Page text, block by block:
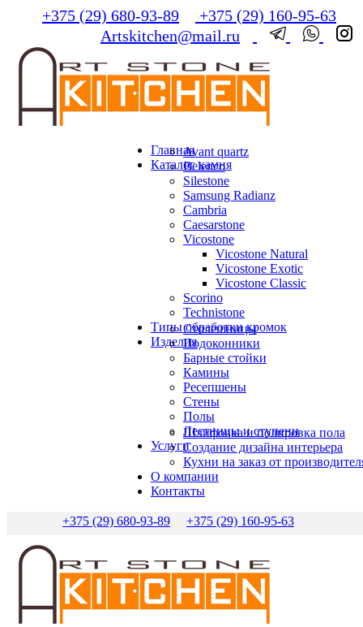
+375 (29) 680-93-89
+375 (29) 160-95-63
Artskitchen@mail.ru
Главная
Каталог камня
Avant quartz
Belenco
Silestone
Samsung Radianz
Сambria
Сaesarstone
Vicostone
Vicostone Natural
Vicostone Exotic
Vicostone Classic
Scorino
Technistone
Типы обработки кромок
Изделия
Столешницы
Подоконники
Барные стойки
Камины
Ресепшены
Стены
Полы
Лестницы и ступени
Услуги
Шлифовка и полировка пола
Создание дизайна интерьера
Кухни на заказ от
О компании
Контакты
+375 (29) 680-93-89 +375 (29) 160-95-63